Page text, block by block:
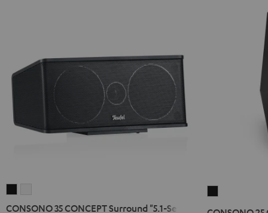
35
35
CONSONO 35 CONCEPT Surround "5.1-Set"